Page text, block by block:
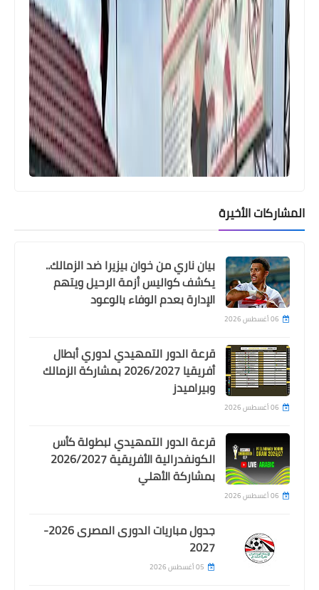
Egypt
مصر قبل مباراة نيجيريا
اخبار خفيفة
الفيفا يعلن عن إيقاف قيد تاسع لنادي
الزمالك .. والعاشر في الطريق
المشاركات الأخيرة
بيان ناري من خوان بيزيرا ضد الزمالك..
يكشف كواليس أزمة الرحيل ويتهم
الإدارة بعدم الوفاء بالوعود
06 أغسطس 2026
قرعة الدور التمهيدي لدوري أبطال
أفريقيا 2026/2027 بمشاركة الزمالك
وبيراميدز
06 أغسطس 2026
قرعة الدور التمهيدي لبطولة كأس
الكونفدرالية الأفريقية 2026/2027
بمشاركة الأهلي
06 أغسطس 2026
جدول مباريات الدورى المصرى 2026-
2027
05 أغسطس 2026